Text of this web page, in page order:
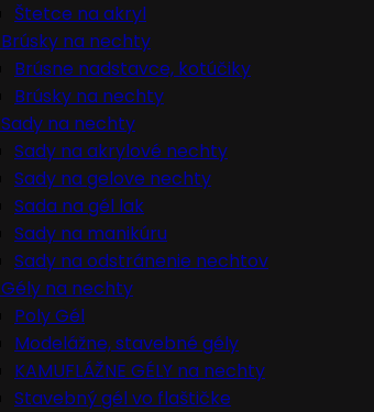
Štetce na akryl
Brúsky na nechty
Brúsne nadstavce, kotúčiky
Brúsky na nechty
Sady na nechty
Sady na akrylové nechty
Sady na gelove nechty
Sada na gél lak
Sady na manikúru
Sady na odstránenie nechtov
Gély na nechty
Poly Gél
Modelážne, stavebné gély
KAMUFLÁŽNE GÉLY na nechty
Stavebný gél vo flaštičke